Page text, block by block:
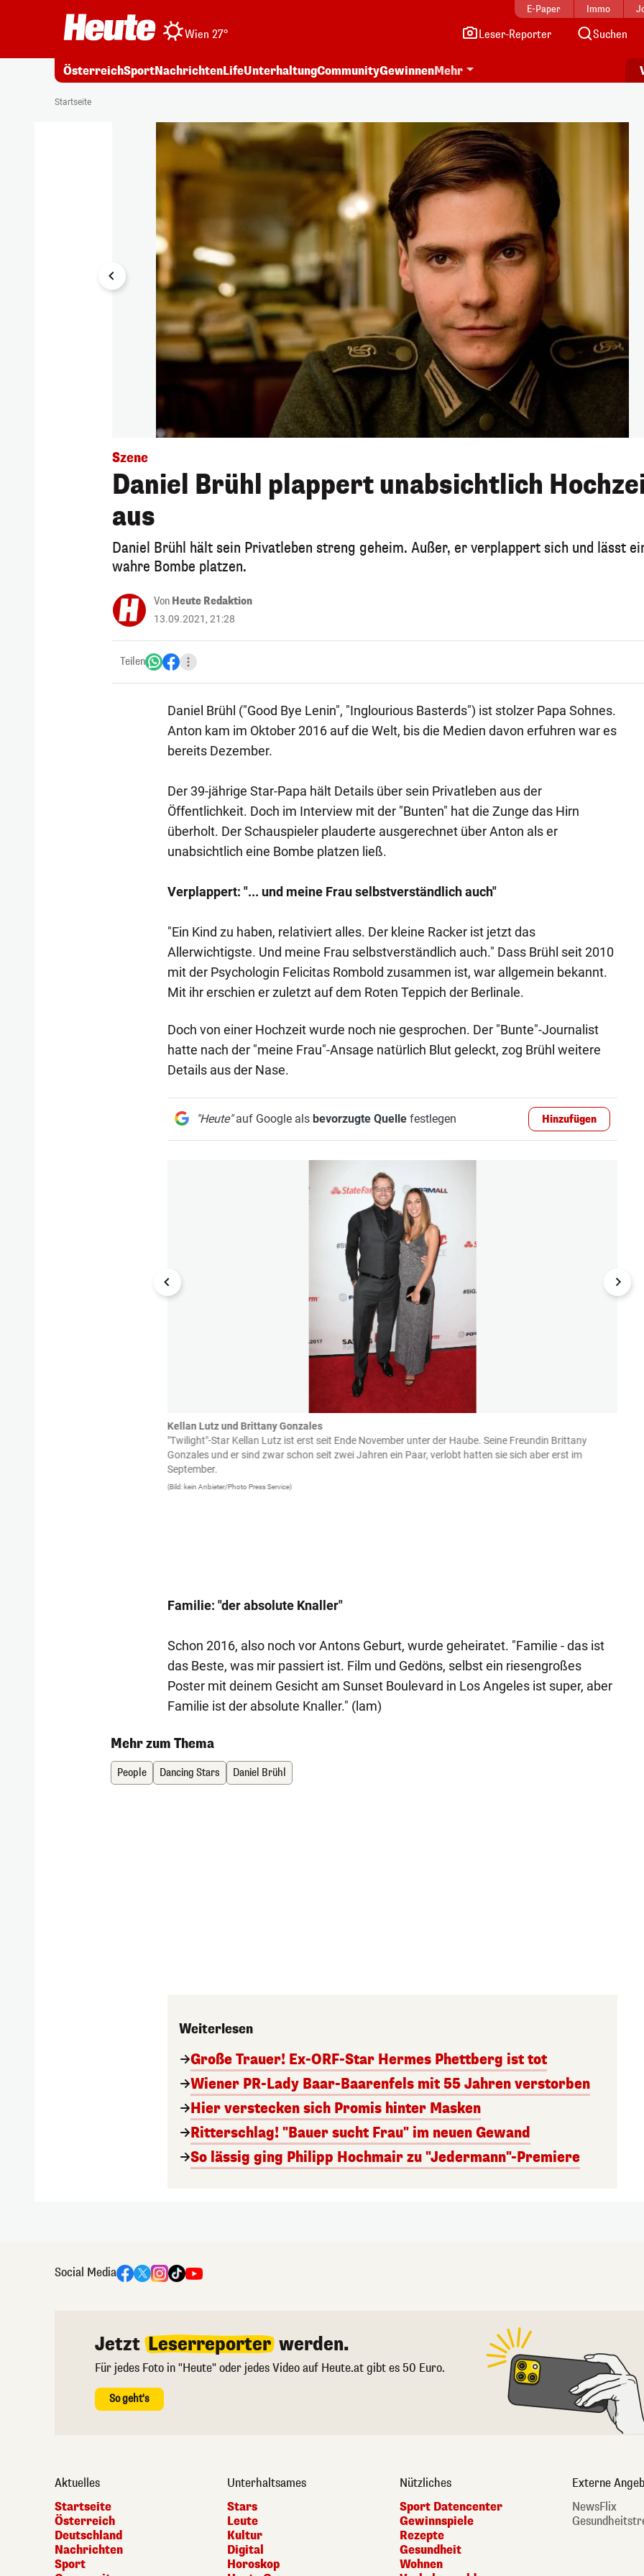
E-Paper Immo
Wien 27° Leser-Reporter Suchen
ÖsterreichSportNachrichtenLifeUnterhaltungCommunityGewinnenMehr
Startseite
Szene
Daniel Brühl plappert unabsichtlich
aus
Daniel Brühl hält sein Privatleben streng geheim. Außer, er verplappert sich und lässt
wahre Bombe platzen.
Von Heute Redaktion
13.09.2021, 21:28
Teilen
Daniel Brühl ("Good Bye Lenin", "Inglourious Basterds") ist stolzer Papa Sohnes.
Anton kam im Oktober 2016 auf die Welt, bis die Medien davon erfuhren war es
bereits Dezember.
Der 39-jährige Star-Papa hält Details über sein Privatleben aus der
Öffentlichkeit. Doch im Interview mit der "Bunten" hat die Zunge das Hirn
überholt. Der Schauspieler plauderte ausgerechnet über Anton als er
unabsichtlich eine Bombe platzen ließ.
Verplappert: "... und meine Frau selbstverständlich auch"
"Ein Kind zu haben, relativiert alles. Der kleine Racker ist jetzt das
Allerwichtigste. Und meine Frau selbstverständlich auch." Dass Brühl seit 2010
mit der Psychologin Felicitas Rombold zusammen ist, war allgemein bekannt.
Mit ihr erschien er zuletzt auf dem Roten Teppich der Berlinale.
Doch von einer Hochzeit wurde noch nie gesprochen. Der "Bunte"-Journalist
hatte nach der "meine Frau"-Ansage natürlich Blut geleckt, zog Brühl weitere
Details aus der Nase.
"Heute"auf Google als bevorzugte Quellefestlegen Hinzufügen
1/39
Kellan Lutz und Brittany Gonzales
"Twilight"-Star Kellan Lutz ist erst seit Ende November unter der Haube. Seine Freundin Brittany
Gonzales und er sind zwar schon seit zwei Jahren ein Paar, verlobt hatten sie sich aber erst im
September.
(Bild: kein Anbieter/Photo Press Service)
Familie: "der absolute Knaller"
Schon 2016, also noch vor Antons Geburt, wurde geheiratet. "Familie - das ist
das Beste, was mir passiert ist. Film und Gedöns, selbst ein riesengroßes
Poster mit deinem Gesicht am Sunset Boulevard in Los Angeles ist super, aber
Familie ist der absolute Knaller." (lam)
Mehr zum Thema
People Dancing Stars Daniel Brühl
Weiterlesen
Große Trauer! Ex-ORF-Star Hermes Phettberg ist tot
Wiener PR-Lady Baar-Baarenfels mit 55 Jahren verstorben
Hier verstecken sich Promis hinter Masken
Ritterschlag! "Bauer sucht Frau" im neuen Gewand
So lässig ging Philipp Hochmair zu "Jedermann"-Premiere
Social Media
Jetzt Leserreporter werden.
Für jedes Foto in "Heute" oder jedes Video auf Heute.at gibt es 50 Euro.
So geht's
Aktuelles
Startseite
Österreich
Deutschland
Nachrichten
Sport
Unterhaltsames
Stars
Leute
Kultur
Digital
Horoskop
Nützliches
Sport Datencenter
Gewinnspiele
Rezepte
Gesundheit
Wohnen
Externe
NewsFlix